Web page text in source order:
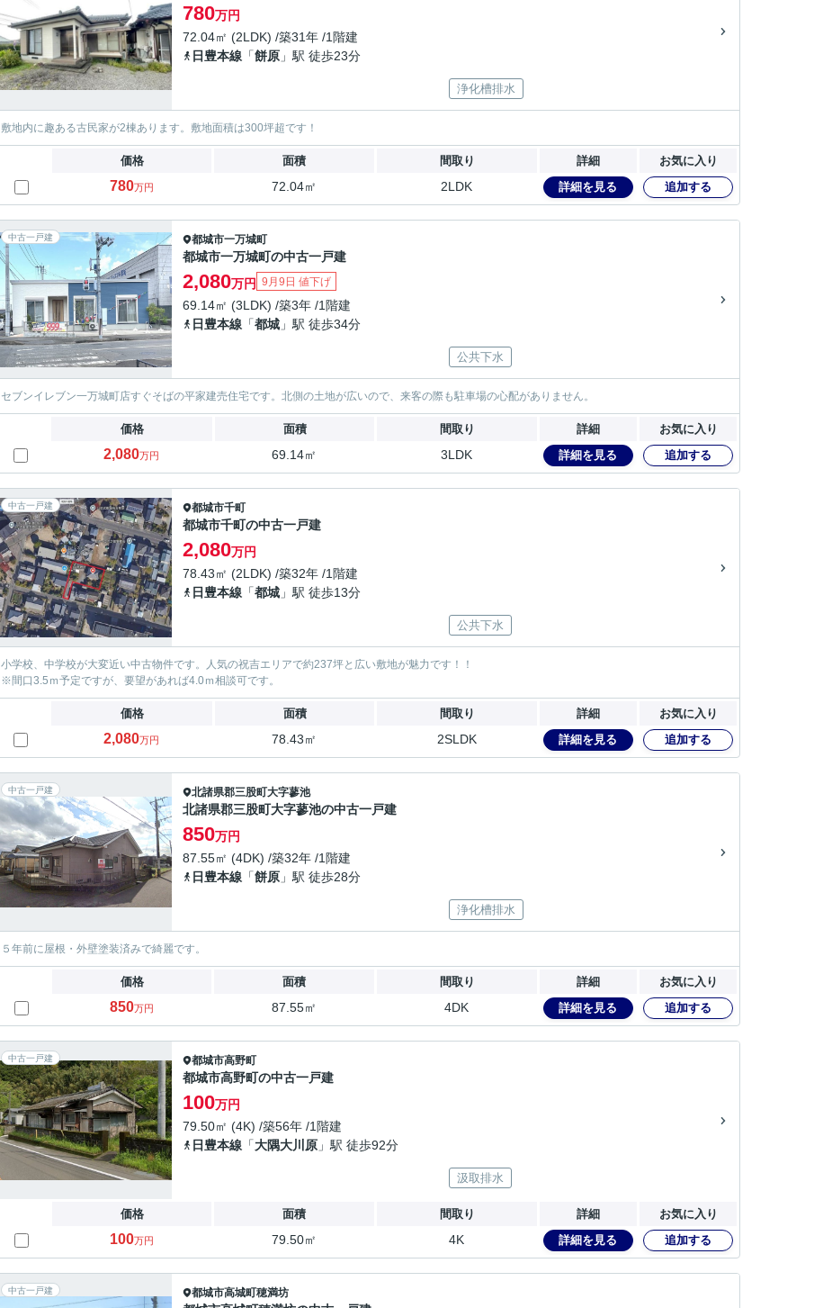
780万円
72.04㎡ (2LDK) /築31年 /1階建
日豊本線 「餅原 」駅 徒歩23分
浄化槽排水
敷地内に趣ある古民家が2棟あります。敷地面積は300坪超です！
価格 面積 間取り 詳細 お気に入り
780万円 72.04㎡ 2LDK 詳細を見る 追加する
中古一戸建 都城市一万城町
都城市一万城町の中古一戸建
2,080万円 9月9日 値下げ
69.14㎡ (3LDK) /築3年 /1階建
日豊本線 「都城 」駅 徒歩34分
公共下水
セブンイレブン一万城町店すぐそばの平家建売住宅です。北側の土地が広いので、来客の際も駐車場の心配がありません。
価格 面積 間取り 詳細 お気に入り
2,080万円 69.14㎡ 3LDK 詳細を見る 追加する
中古一戸建 都城市千町
都城市千町の中古一戸建
2,080万円
78.43㎡ (2LDK) /築32年 /1階建
日豊本線 「都城 」駅 徒歩13分
公共下水
小学校、中学校が大変近い中古物件です。人気の祝吉エリアで約237坪と広い敷地が魅力です！！
※間口3.5ｍ予定ですが、要望があれば4.0ｍ相談可です。
価格 面積 間取り 詳細 お気に入り
2,080万円 78.43㎡ 2SLDK 詳細を見る 追加する
中古一戸建 北諸県郡三股町大字蓼池
北諸県郡三股町大字蓼池の中古一戸建
850万円
87.55㎡ (4DK) /築32年 /1階建
日豊本線 「餅原 」駅 徒歩28分
浄化槽排水
５年前に屋根・外壁塗装済みで綺麗です。
価格 面積 間取り 詳細 お気に入り
850万円 87.55㎡ 4DK 詳細を見る 追加する
中古一戸建 都城市高野町
都城市高野町の中古一戸建
100万円
79.50㎡ (4K) /築56年 /1階建
日豊本線 「大隅大川原 」駅 徒歩92分
汲取排水
価格 面積 間取り 詳細 お気に入り
100万円 79.50㎡ 4K 詳細を見る 追加する
中古一戸建 都城市高城町穂満坊